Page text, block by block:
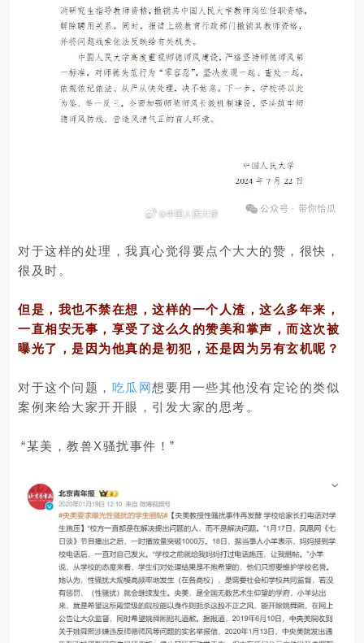
对于这样的处理，我真心觉得要点个大大的赞，很快，
很及时。
但是，我也不禁在想，这样的一个人渣，这么多年来，
一直相安无事，享受了这么久的赞美和掌声，而这次被
曝光了，是因为他真的是初犯，还是因为另有玄机呢？
对于这个问题， 吃瓜网想要用一些其他没有定论的类似
案例来给大家开开眼，引发大家的思考。
“某美，教兽X骚扰事件！”